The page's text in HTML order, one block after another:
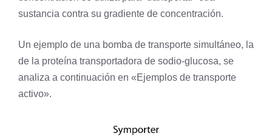
sustancia contra su gradiente de concentración.
Un ejemplo de una bomba de transporte simultáneo, la
de la proteína transportadora de sodio-glucosa, se
analiza a continuación en «Ejemplos de transporte
activo».